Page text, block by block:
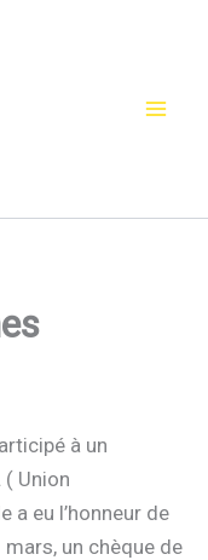
à un
( Union
a eu l’honneur de
un chèque de